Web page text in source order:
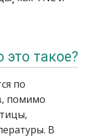
это такое?
по
помимо
В